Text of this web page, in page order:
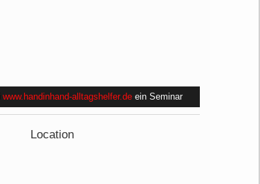
www.handinhand-alltagshelfer.de ein Seminar
Location